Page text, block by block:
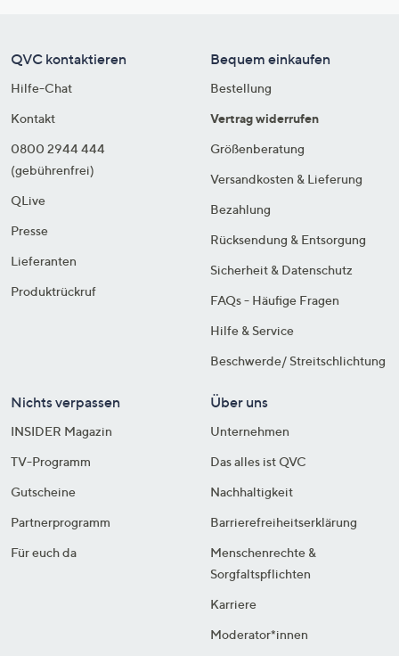
QVC kontaktieren
Hilfe-Chat
Kontakt
0800 2944 444
(gebührenfrei)
QLive
Presse
Lieferanten
Produktrückruf
Bequem einkaufen
Bestellung
Vertrag widerrufen
Größenberatung
Versandkosten & Lieferung
Bezahlung
Rücksendung & Entsorgung
Sicherheit & Datenschutz
FAQs - Häufige Fragen
Hilfe & Service
Beschwerde/ Streitschlichtung
Nichts verpassen
INSIDER Magazin
TV-Programm
Gutscheine
Partnerprogramm
Für euch da
Über uns
Unternehmen
Das alles ist QVC
Nachhaltigkeit
Barrierefreiheitserklärung
Menschenrechte &
Sorgfaltspflichten
Karriere
Moderator*innen